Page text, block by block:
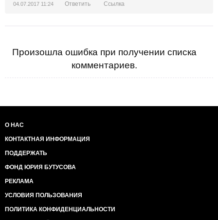
04.07.2017 11:24 Ответить Ссылка
Произошла ошибка при получении списка
комментариев.
О НАС
КОНТАКТНАЯ ИНФОРМАЦИЯ
ПОДДЕРЖАТЬ
ФОНД ЮРИЯ БУТУСОВА
РЕКЛАМА
УСЛОВИЯ ПОЛЬЗОВАНИЯ
ПОЛИТИКА КОНФИДЕНЦИАЛЬНОСТИ